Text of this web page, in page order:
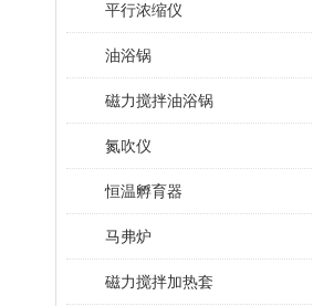
平行浓缩仪
油浴锅
磁力搅拌油浴锅
氮吹仪
恒温孵育器
马弗炉
磁力搅拌加热套